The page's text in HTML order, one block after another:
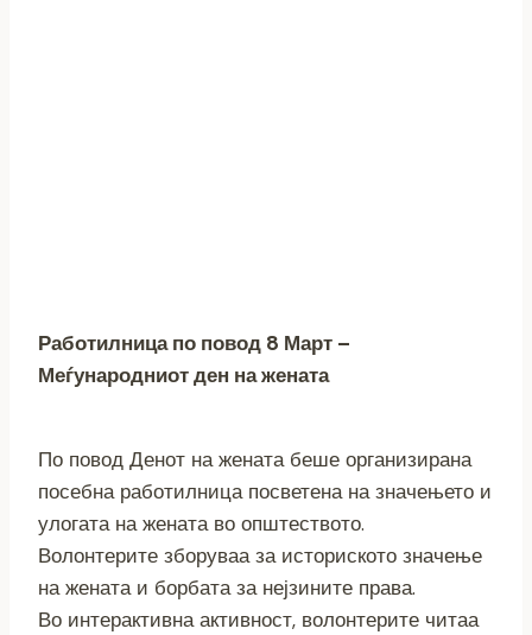
Работилница по повод 8 Март –
Меѓународниот ден на жената
По повод Денот на жената беше организирана
посебна работилница посветена на значењето и
улогата на жената во општеството.
Волонтерите зборуваа за историското значење
на жената и борбата за нејзините права.
Во интерактивна активност, волонтерите читаа